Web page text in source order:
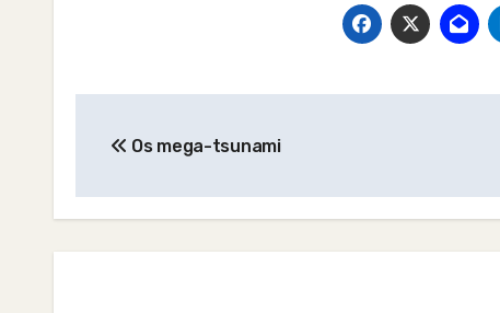
navigation
Os mega-tsunami